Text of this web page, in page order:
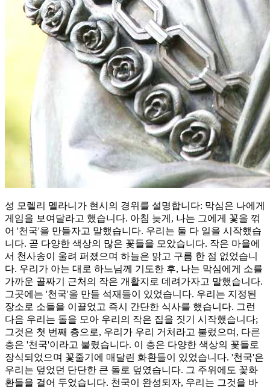
성 모렐리 멜라니가 현시의 경위를 설명합니다: 막심은 나에게
게임을 보여달라고 했습니다. 아침 늦게, 나는 그에게 꽃을 꺾
어 '천국'을 만들자고 말했습니다. 우리는 둘 다 일을 시작했습
니다. 곧 다양한 색상의 많은 꽃들을 모았습니다. 작은 마을에
서 천사송이 울려 퍼졌으며 하늘은 맑고 구름 한 점 없었습니
다. 우리가 아는 대로 하느님께 기도한 후, 나는 막심에게 소를
가까운 골짜기 근처의 작은 개활지로 데려가자고 말했습니다.
그곳에는 '천국'을 만들 석재들이 있었습니다. 우리는 지정된
장소로 소들을 이끌었고 즉시 간단한 식사를 했습니다. 그런
다음 우리는 돌을 모아 우리의 작은 집을 짓기 시작했습니다;
그것은 첫 번째 층으로, 우리가 우리 거처라고 불렀으며, 다른
층은 '천국'이라고 불렸습니다. 이 층은 다양한 색상의 꽃들로
장식되었으며 꽃줄기에 매달린 화환들이 있었습니다. '천국'은
우리는 덮었던 단단한 큰 돌로 덮였습니다. 그 주위에도 꽃화
환들을 걸어 두었습니다. 천국이 완성되자, 우리는 그것을 바